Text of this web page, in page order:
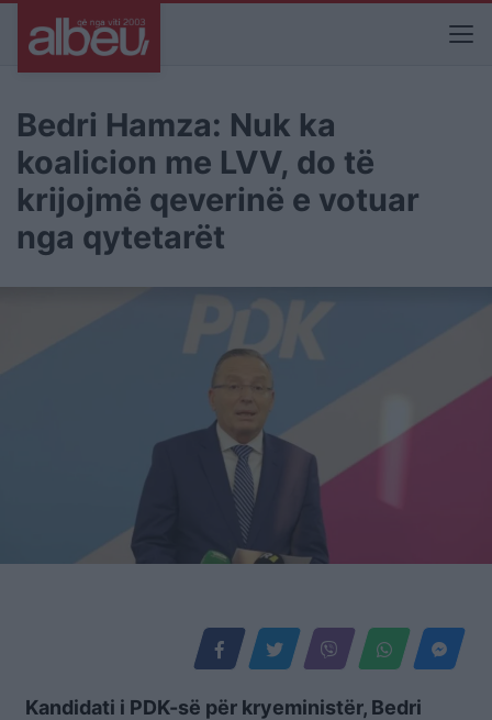
Bedri Hamza: Nuk ka
koalicion me LVV, do të
krijojmë qeverinë e votuar
nga qytetarët
Kandidati i PDK-së për kryeministër, Bedri